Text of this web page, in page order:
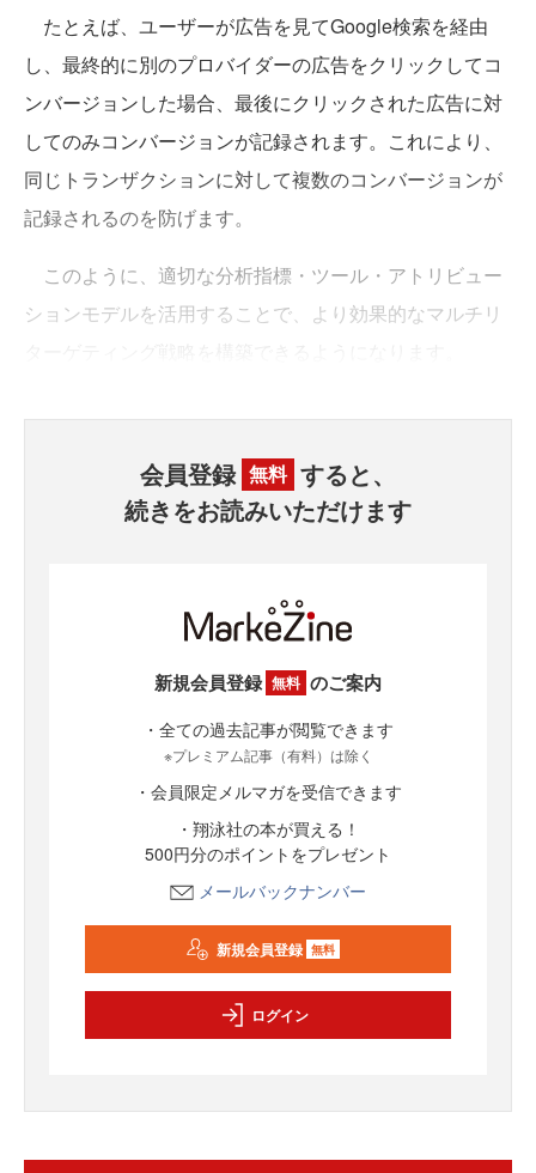
たとえば、ユーザーが広告を見てGoogle検索を経由
し、最終的に別のプロバイダーの広告をクリックしてコ
ンバージョンした場合、最後にクリックされた広告に対
してのみコンバージョンが記録されます。これにより、
同じトランザクションに対して複数のコンバージョンが
記録されるのを防げます。
このように、適切な分析指標・ツール・アトリビュー
ションモデルを活用することで、より効果的なマルチリ
会員登録 無料 すると、
続きをお読みいただけます
新規会員登録 無料 のご案内
・全ての過去記事が閲覧できます
※プレミアム記事（有料）は除く
・会員限定メルマガを受信できます
・翔泳社の本が買える！
500円分のポイントをプレゼント
メールバックナンバー
新規会員登録 無料
ログイン